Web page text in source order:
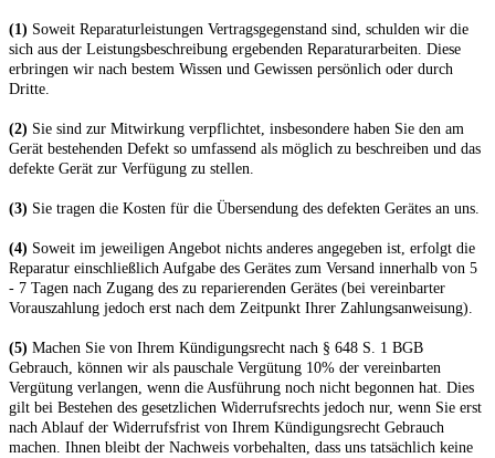
(1) Soweit Reparaturleistungen Vertragsgegenstand sind, schulden wir die
sich aus der Leistungsbeschreibung ergebenden Reparaturarbeiten. Diese
erbringen wir nach bestem Wissen und Gewissen persönlich oder durch
Dritte.
(2) Sie sind zur Mitwirkung verpflichtet, insbesondere haben Sie den am
Gerät bestehenden Defekt so umfassend als möglich zu beschreiben und das
defekte Gerät zur Verfügung zu stellen.
(3) Sie tragen die Kosten für die Übersendung des defekten Gerätes an uns.
(4) Soweit im jeweiligen Angebot nichts anderes angegeben ist, erfolgt die
Reparatur einschließlich Aufgabe des Gerätes zum Versand innerhalb von 5
- 7 Tagen nach Zugang des zu reparierenden Gerätes (bei vereinbarter
Vorauszahlung jedoch erst nach dem Zeitpunkt Ihrer Zahlungsanweisung).
(5) Machen Sie von Ihrem Kündigungsrecht nach § 648 S. 1 BGB
Gebrauch, können wir als pauschale Vergütung 10% der vereinbarten
Vergütung verlangen, wenn die Ausführung noch nicht begonnen hat. Dies
gilt bei Bestehen des gesetzlichen Widerrufsrechts jedoch nur, wenn Sie erst
nach Ablauf der Widerrufsfrist von Ihrem Kündigungsrecht Gebrauch
machen. Ihnen bleibt der Nachweis vorbehalten, dass uns tatsächlich keine